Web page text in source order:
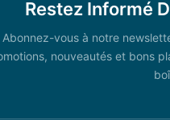
Restez Informé
Abonnez-vous à notre
nouveautés et bons